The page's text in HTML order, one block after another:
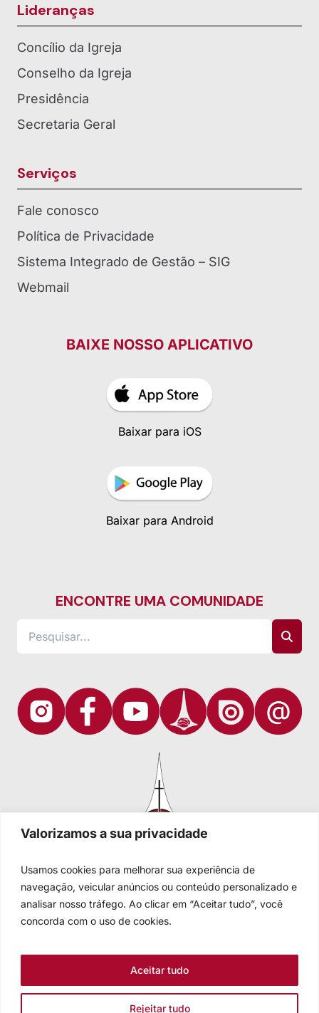
Valorizamos a sua privacidade
Usamos cookies para melhorar sua experiência de
navegação, veicular anúncios ou conteúdo personalizado e
analisar nosso tráfego. Ao clicar em “Aceitar tudo”, você
concorda com o uso de cookies.
Rejeitar tudo
Aceitar tudo
Lideranças
Concílio da Igreja
Conselho da Igreja
Presidência
Secretaria Geral
Serviços
Fale conosco
Política de Privacidade
Sistema Integrado de Gestão – SIG
Webmail
BAIXE NOSSO APLICATIVO
Baixar para iOS
Baixar para Android
ENCONTRE UMA COMUNIDADE
Igreja Evangélica de Confissão Luterana no Brasil
Sede nacional: Rua Senhor dos Passos, 202/4º andar Centro -
Fale conosco